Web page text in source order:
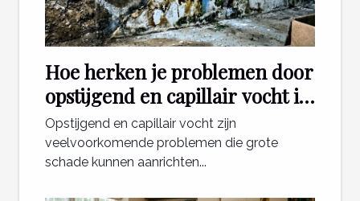
Hoe herken je problemen door
opstijgend en capillair vocht in
je woning?
Opstijgend en capillair vocht zijn
veelvoorkomende problemen die grote
schade kunnen aanrichten...